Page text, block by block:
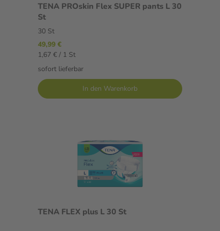
TENA PROskin Flex SUPER pants L 30
St
30 St
49,99 €
1,67 € / 1 St
sofort lieferbar
In den Warenkorb
TENA FLEX plus L 30 St